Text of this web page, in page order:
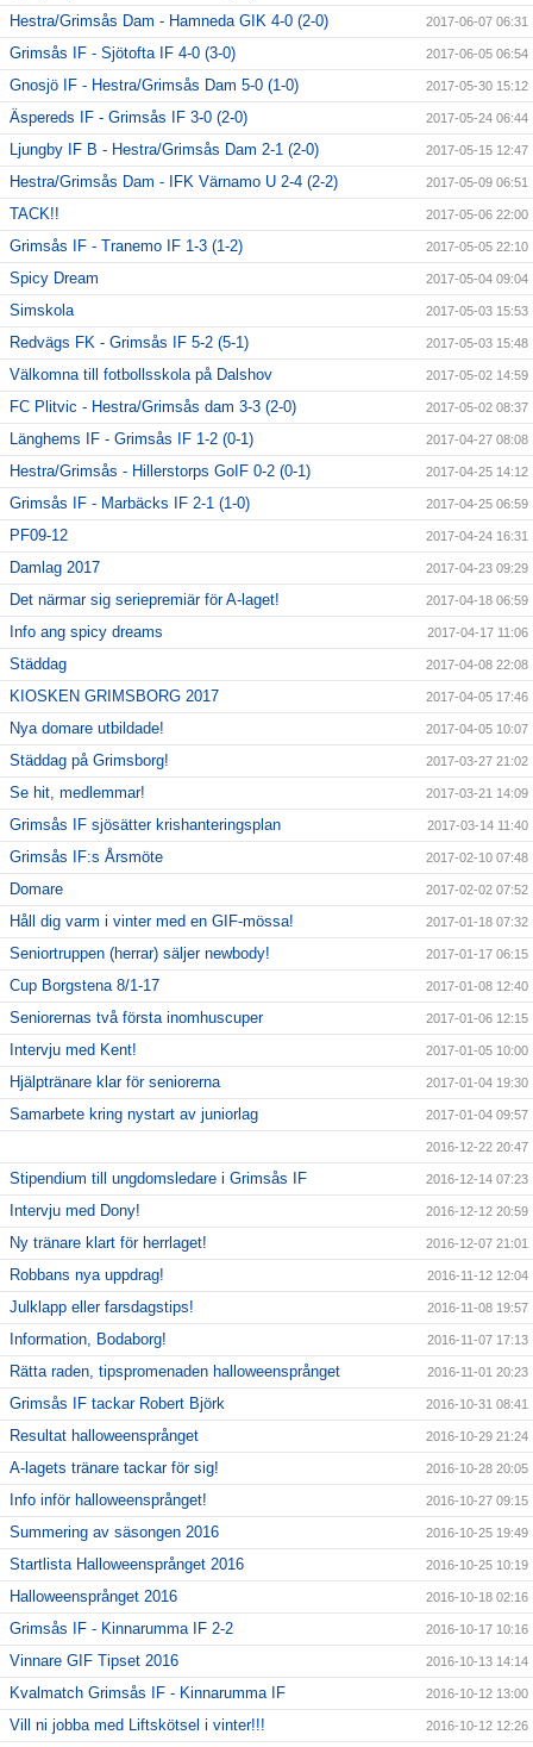
Hestra/Grimsås Dam - Hamneda GIK 4-0 (2-0) 2017-06-07 06:31
Grimsås IF - Sjötofta IF 4-0 (3-0) 2017-06-05 06:54
Gnosjö IF - Hestra/Grimsås Dam 5-0 (1-0) 2017-05-30 15:12
Äspereds IF - Grimsås IF 3-0 (2-0) 2017-05-24 06:44
Ljungby IF B - Hestra/Grimsås Dam 2-1 (2-0) 2017-05-15 12:47
Hestra/Grimsås Dam - IFK Värnamo U 2-4 (2-2) 2017-05-09 06:51
TACK!! 2017-05-06 22:00
Grimsås IF - Tranemo IF 1-3 (1-2) 2017-05-05 22:10
Spicy Dream 2017-05-04 09:04
Simskola 2017-05-03 15:53
Redvägs FK - Grimsås IF 5-2 (5-1) 2017-05-03 15:48
Välkomna till fotbollsskola på Dalshov 2017-05-02 14:59
FC Plitvic - Hestra/Grimsås dam 3-3 (2-0) 2017-05-02 08:37
Länghems IF - Grimsås IF 1-2 (0-1) 2017-04-27 08:08
Hestra/Grimsås - Hillerstorps GoIF 0-2 (0-1) 2017-04-25 14:12
Grimsås IF - Marbäcks IF 2-1 (1-0) 2017-04-25 06:59
PF09-12 2017-04-24 16:31
Damlag 2017 2017-04-23 09:29
Det närmar sig seriepremiär för A-laget! 2017-04-18 06:59
Info ang spicy dreams 2017-04-17 11:06
Städdag 2017-04-08 22:08
KIOSKEN GRIMSBORG 2017 2017-04-05 17:46
Nya domare utbildade! 2017-04-05 10:07
Städdag på Grimsborg! 2017-03-27 21:02
Se hit, medlemmar! 2017-03-21 14:09
Grimsås IF sjösätter krishanteringsplan 2017-03-14 11:40
Grimsås IF:s Årsmöte 2017-02-10 07:48
Domare 2017-02-02 07:52
Håll dig varm i vinter med en GIF-mössa! 2017-01-18 07:32
Seniortruppen (herrar) säljer newbody! 2017-01-17 06:15
Cup Borgstena 8/1-17 2017-01-08 12:40
Seniorernas två första inomhuscuper 2017-01-06 12:15
Intervju med Kent! 2017-01-05 10:00
Hjälptränare klar för seniorerna 2017-01-04 19:30
Samarbete kring nystart av juniorlag 2017-01-04 09:57
2016-12-22 20:47
Stipendium till ungdomsledare i Grimsås IF 2016-12-14 07:23
Intervju med Dony! 2016-12-12 20:59
Ny tränare klart för herrlaget! 2016-12-07 21:01
Robbans nya uppdrag! 2016-11-12 12:04
Julklapp eller farsdagstips! 2016-11-08 19:57
Information, Bodaborg! 2016-11-07 17:13
Rätta raden, tipspromenaden halloweensprånget 2016-11-01 20:23
Grimsås IF tackar Robert Björk 2016-10-31 08:41
Resultat halloweensprånget 2016-10-29 21:24
A-lagets tränare tackar för sig! 2016-10-28 20:05
Info inför halloweensprånget! 2016-10-27 09:15
Summering av säsongen 2016 2016-10-25 19:49
Startlista Halloweensprånget 2016 2016-10-25 10:19
Halloweensprånget 2016 2016-10-18 02:16
Grimsås IF - Kinnarumma IF 2-2 2016-10-17 10:16
Vinnare GIF Tipset 2016 2016-10-13 14:14
Kvalmatch Grimsås IF - Kinnarumma IF 2016-10-12 13:00
Vill ni jobba med Liftskötsel i vinter!!! 2016-10-12 12:26